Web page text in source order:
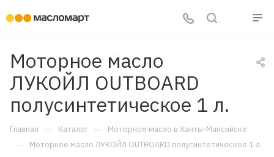
Моторное масло
ЛУКОЙЛ OUTBOARD
полусинтетическое 1 л.
Главная — Каталог — Моторное масло в Ханты-Мансийске
— Моторное масло ЛУКОЙЛ OUTBOARD полусинтетическое 1 л.